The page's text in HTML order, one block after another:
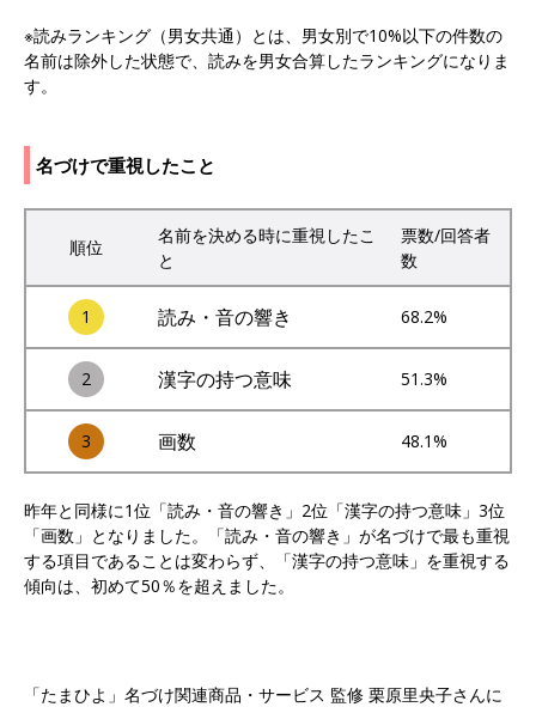
※読みランキング（男女共通）とは、男女別で10%以下の件数の
名前は除外した状態で、読みを男女合算したランキングになりま
す。
名づけで重視したこと
順位
名前を決める時に重視したこ
と
票数/回答者
数
1 読み・音の響き 68.2%
2 漢字の持つ意味 51.3%
3 画数 48.1%
昨年と同様に1位「読み・音の響き」2位「漢字の持つ意味」3位
「画数」となりました。「読み・音の響き」が名づけで最も重視
する項目であることは変わらず、「漢字の持つ意味」を重視する
傾向は、初めて50％を超えました。
「たまひよ」名づけ関連商品・サービス 監修 栗原里央子さんに